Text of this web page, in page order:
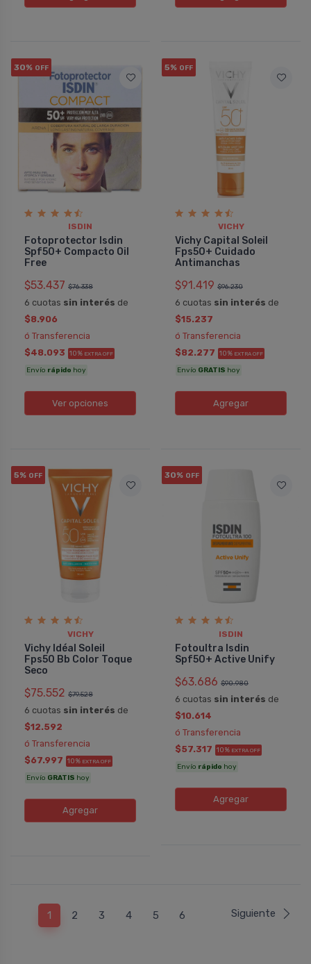
30% OFF
ISDIN
Fotoprotector Isdin
Spf50+ Compacto Oil
Free
$53.437 $76.338
6 cuotas sin interés de
$8.906
ó Transferencia
$48.093 10% EXTRA OFF
Envío rápido hoy
Ver opciones
5% OFF
VICHY
Vichy Capital Soleil
Fps50+ Cuidado
Antimanchas
$91.419 $96.230
6 cuotas sin interés de
$15.237
ó Transferencia
$82.277 10% EXTRA OFF
Envío GRATIS hoy
Agregar
5% OFF
VICHY
Vichy Idéal Soleil
Fps50 Bb Color Toque
Seco
$75.552 $79.528
6 cuotas sin interés de
$12.592
ó Transferencia
$67.997 10% EXTRA OFF
Envío GRATIS hoy
Agregar
30% OFF
ISDIN
Fotoultra Isdin
Spf50+ Active Unify
$63.686 $90.980
6 cuotas sin interés de
$10.614
ó Transferencia
$57.317 10% EXTRA OFF
Envío rápido hoy
Agregar
1 2 3 4 5 6 Siguiente